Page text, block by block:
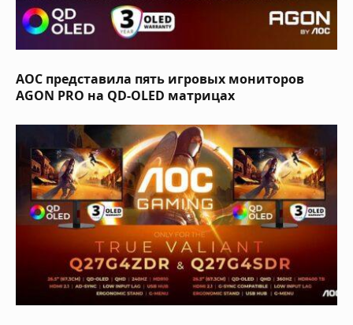
AOC представила пять игровых мониторов
AGON PRO на QD-OLED матрицах